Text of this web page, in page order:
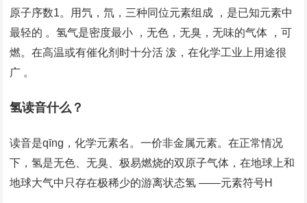
原子序数1。用氕，氘，三种同位元素组成 ，是已知元素中
最轻的 。氢气是密度最小 ，无色，无臭，无味的气体 ，可
燃。在高温或有催化剂时十分活 泼，在化学工业上用途很
广 。
氢读音什么？
读音是qīng，化学元素名。一价非金属元素。在正常情况
下，氢是无色、无臭、极易燃烧的双原子气体，在地球上和
地球大气中只存在极稀少的游离状态氢 ——元素符号H